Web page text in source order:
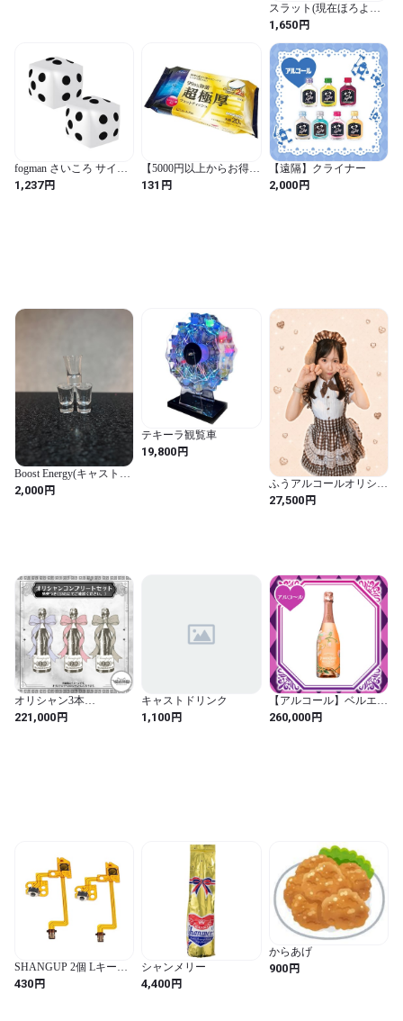
スラット(現在ほろよい
になります)
1,650円
fogman さいころ サイコ
ロ 大きい イベント用 プ
レゼント 2個セット (ホ
1,237円
【5000円以上からお得な
クーポン対象】リファイ
ン超極厚アルコール２０
131 円
【遠隔】クライナー
2,000円
Boost Energy(キャストシ
ョット)
2,000円
テキーラ観覧車
19,800円
ふうアルコールオリシャ
ン
27,500円
オリシャン3本
set（170000）
221,000円
キャストドリンク
1,100円
【アルコール】ベルエポ
ックロゼ
260,000円
SHANGUP 2個 Lキーボ
タン フレック スケーブ
ル 修理交換部品 任天堂
430円
シャンメリー
4,400円
からあげ
900円